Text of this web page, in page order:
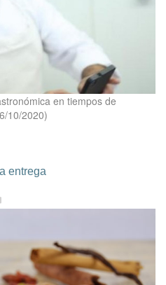
en tiempos de
10/2020)
entrega